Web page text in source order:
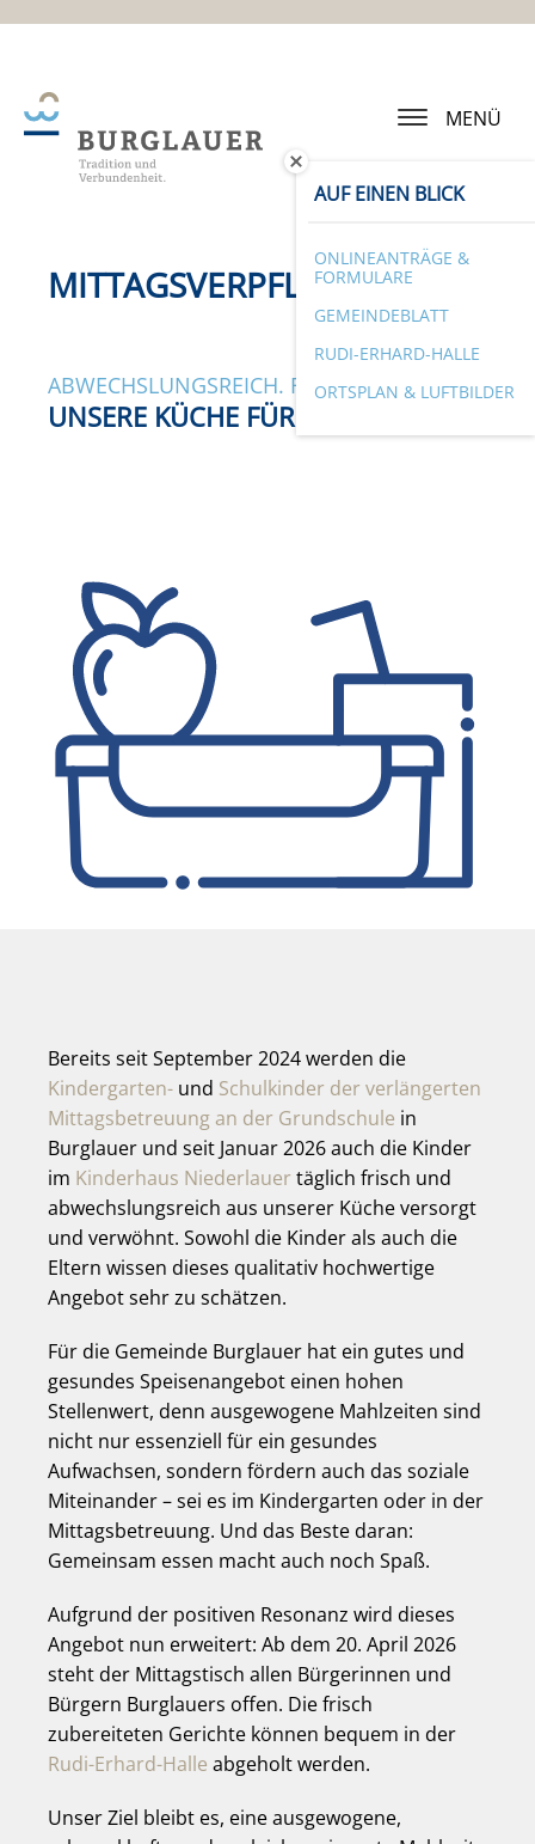
MENÜ
AUF EINEN BLICK
ONLINEANTRÄGE &
FORMULARE
GEMEINDEBLATT
RUDI-ERHARD-HALLE
ORTSPLAN & LUFTBILDER
MITTAGSVERPFLEGUNG
ABWECHSLUNGSREICH. FRISCH. GESUND.
UNSERE KÜCHE FÜR BURGLAUER
Bereits seit September 2024 werden die
Kindergarten- und Schulkinder der verlängerten
Mittagsbetreuung an der Grundschule in
Burglauer und seit Januar 2026 auch die Kinder
im Kinderhaus Niederlauer täglich frisch und
abwechslungsreich aus unserer Küche versorgt
und verwöhnt. Sowohl die Kinder als auch die
Eltern wissen dieses qualitativ hochwertige
Angebot sehr zu schätzen.
Für die Gemeinde Burglauer hat ein gutes und
gesundes Speisenangebot einen hohen
Stellenwert, denn ausgewogene Mahlzeiten sind
nicht nur essenziell für ein gesundes
Aufwachsen, sondern fördern auch das soziale
Miteinander – sei es im Kindergarten oder in der
Mittagsbetreuung. Und das Beste daran:
Gemeinsam essen macht auch noch Spaß.
Aufgrund der positiven Resonanz wird dieses
Angebot nun erweitert: Ab dem 20. April 2026
steht der Mittagstisch allen Bürgerinnen und
Bürgern Burglauers offen. Die frisch
zubereiteten Gerichte können bequem in der
Rudi-Erhard-Halle abgeholt werden.
Unser Ziel bleibt es, eine ausgewogene,